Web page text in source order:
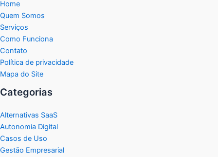
Home
Quem Somos
Serviços
Como Funciona
Contato
Política de privacidade
Mapa do Site
Categorias
Alternativas SaaS
Autonomia Digital
Casos de Uso
Gestão Empresarial